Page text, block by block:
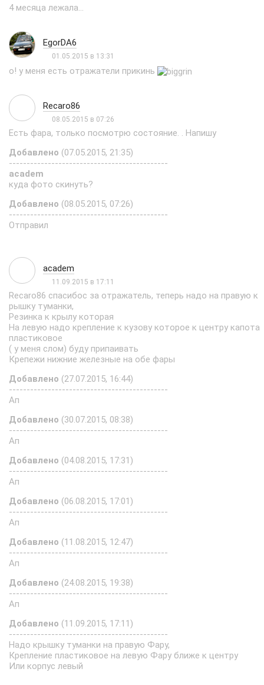
4 месяца лежала...
EgorDA6
01.05.2015 в 13:31
о! у меня есть отражатели прикинь
Recaro86
08.05.2015 в 07:26
Есть фара, только посмотрю состояние. . Напишу
Добавлено (07.05.2015, 21:35)
---------------------------------------------
academ
куда фото скинуть?
Добавлено (08.05.2015, 07:26)
---------------------------------------------
Отправил
academ
11.09.2015 в 17:11
Recaro86 спасибос за отражатель, теперь надо на правую к
рышку туманки,
Резинка к крылу которая
На левую надо крепление к кузову которое к центру капота
пластиковое
( у меня слом) буду припаивать
Крепежи нижние железные на обе фары
Добавлено (27.07.2015, 16:44)
---------------------------------------------
Ап
Добавлено (30.07.2015, 08:38)
---------------------------------------------
Ап
Добавлено (04.08.2015, 17:31)
---------------------------------------------
Ап
Добавлено (06.08.2015, 17:01)
---------------------------------------------
Ап
Добавлено (11.08.2015, 12:47)
---------------------------------------------
Ап
Добавлено (24.08.2015, 19:38)
---------------------------------------------
Ап
Добавлено (11.09.2015, 17:11)
---------------------------------------------
Надо крышку туманки на правую Фару,
Крепление пластиковое на левую Фару ближе к центру
Или корпус левый